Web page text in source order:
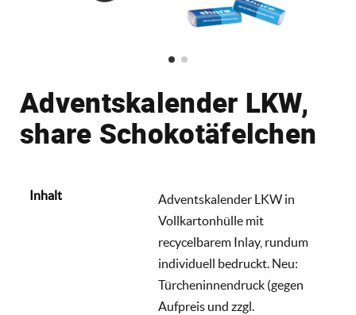
Adventskalender LKW,
share Schokotäfelchen
Inhalt
Adventskalender LKW in
Vollkartonhülle mit
recycelbarem Inlay, rundum
individuell bedruckt. Neu:
Türcheninnendruck (gegen
Aufpreis und zzgl.